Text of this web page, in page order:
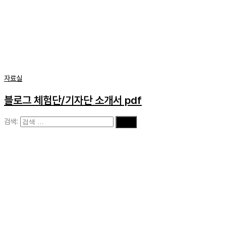
자료실
블로그 체험단/기자단 소개서 pdf
검색: